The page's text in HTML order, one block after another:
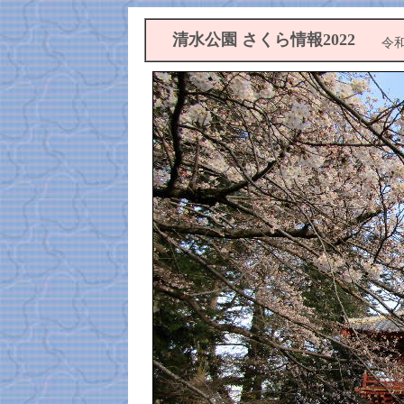
清水公園 さくら情報2022 令